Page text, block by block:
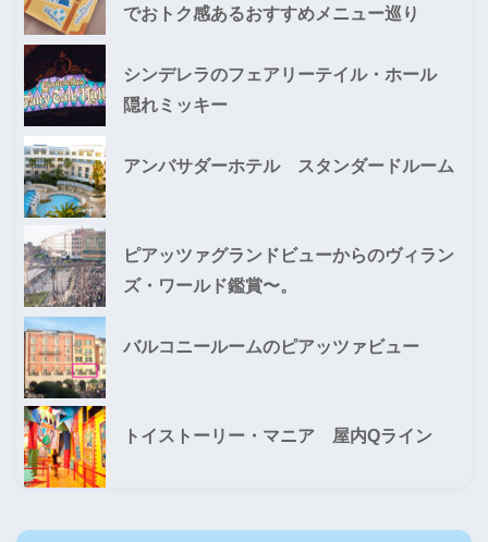
でおトク感あるおすすめメニュー巡り
シンデレラのフェアリーテイル・ホール
隠れミッキー
アンバサダーホテル スタンダードルーム
ピアッツァグランドビューからのヴィラン
ズ・ワールド鑑賞〜。
バルコニールームのピアッツァビュー
トイストーリー・マニア 屋内Qライン